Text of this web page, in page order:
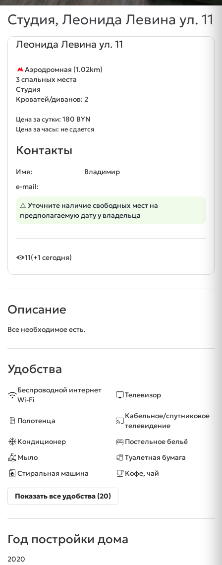
Студия, Леонида Левина ул. 11
Леонида Левина ул. 11
Аэродромная (1.02km)
3 спальных места
Студия
Кроватей/диванов: 2
Цена за сутки: 180 BYN
Цена за часы: не сдается
Контакты
Имя:
Владимир
e-mail:
⚠ Уточните наличие свободных мест на
предполагаемую дату у владельца
11(+1 сегодня)
Описание
Все необходимое есть.
Удобства
Беспроводной интернет
Wi-Fi
Телевизор
Полотенца
Кабельное/спутниковое
телевидение
Кондиционер
Постельное бельё
Мыло
Туалетная бумага
Стиральная машина
Кофе, чай
Показать все удобства (20)
Год постройки дома
2020